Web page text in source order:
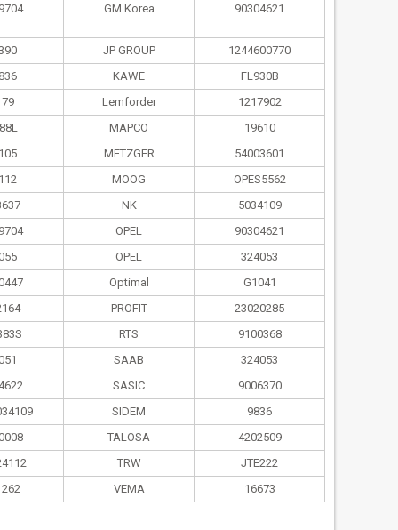
GM Korea 90304621
JP GROUP
1244600770
KAWE
FL930B
Lemforder
1217902
MAPCO
19610
METZGER
54003601
MOOG
OPES5562
NK
5034109
OPEL
90304621
OPEL
324053
Optimal
G1041
PROFIT
23020285
RTS
9100368
SAAB
324053
SASIC
9006370
SIDEM
9836
TALOSA
4202509
TRW
JTE222
VEMA 16673